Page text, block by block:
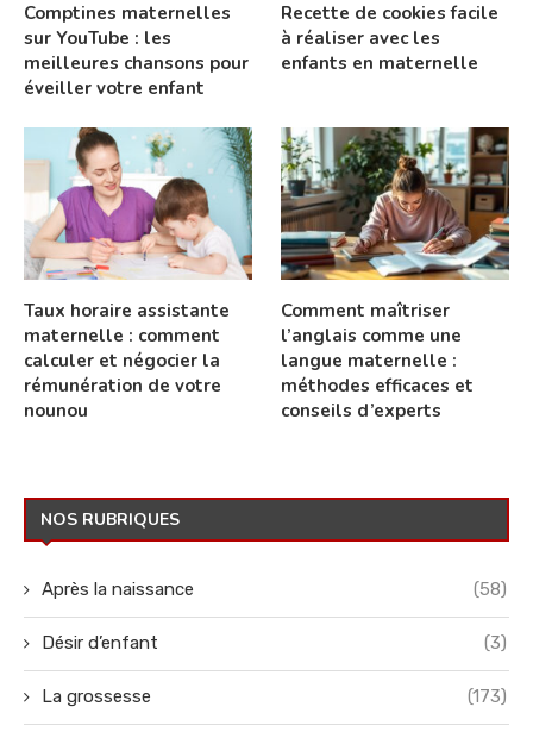
Comptines maternelles
sur YouTube : les
meilleures chansons pour
éveiller votre enfant
Recette de cookies facile
à réaliser avec les
enfants en maternelle
Taux horaire assistante
maternelle : comment
calculer et négocier la
rémunération de votre
nounou
Comment maîtriser
l’anglais comme une
langue maternelle :
méthodes efficaces et
conseils d’experts
NOS RUBRIQUES
Après la naissance (58)
Désir d’enfant (3)
La grossesse (173)